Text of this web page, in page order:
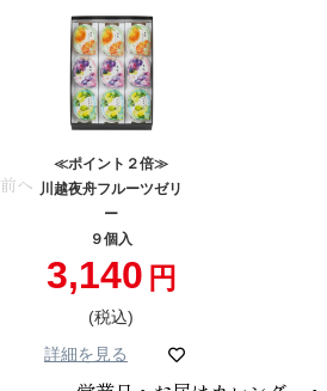
前へ
≪ポイント２倍≫
川越夜舟フルーツゼリ
ー
９個入
3,140
税込
詳細を見る